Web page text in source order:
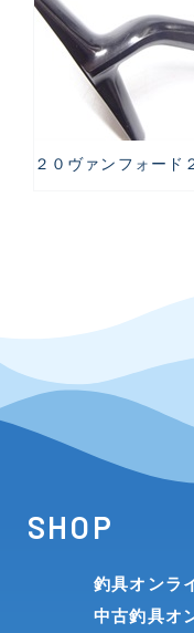
２０ヴァンフォード
SHOP
釣具オンラ
中古釣具オ